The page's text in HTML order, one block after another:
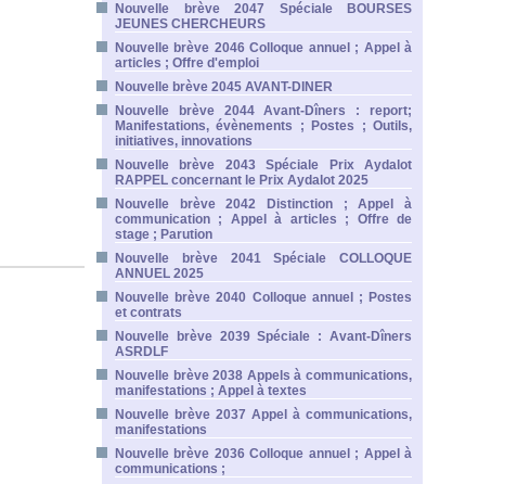
Nouvelle brève 2047 Spéciale BOURSES
JEUNES CHERCHEURS
Nouvelle brève 2046 Colloque annuel ; Appel à
articles ; Offre d'emploi
Nouvelle brève 2045 AVANT-DINER
Nouvelle brève 2044 Avant-Dîners : report;
Manifestations, évènements ; Postes ; Outils,
initiatives, innovations
Nouvelle brève 2043 Spéciale Prix Aydalot
RAPPEL concernant le Prix Aydalot 2025
Nouvelle brève 2042 Distinction ; Appel à
communication ; Appel à articles ; Offre de
stage ; Parution
Nouvelle brève 2041 Spéciale COLLOQUE
ANNUEL 2025
Nouvelle brève 2040 Colloque annuel ; Postes
et contrats
Nouvelle brève 2039 Spéciale : Avant-Dîners
ASRDLF
Nouvelle brève 2038 Appels à communications,
manifestations ; Appel à textes
Nouvelle brève 2037 Appel à communications,
manifestations
Nouvelle brève 2036 Colloque annuel ; Appel à
communications ;